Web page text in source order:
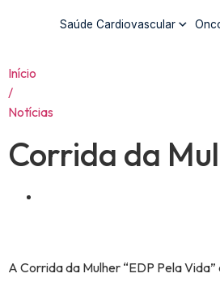
Saúde Cardiovascular
Início
/
Notícias
Corrida da
A Corrida da Mulher “EDP Pela